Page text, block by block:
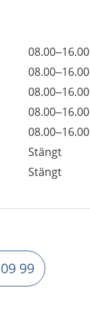
08.00–16.00
08.00–16.00
08.00–16.00
08.00–16.00
08.00–16.00
Stängt
Stängt
99